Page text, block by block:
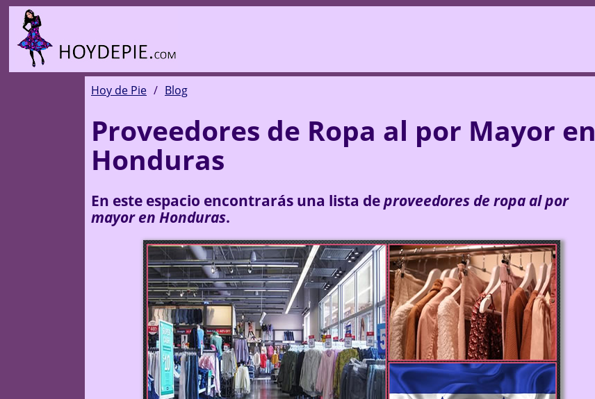
Hoy de Pie Blog
Proveedores de Ropa al por Mayor en
Honduras
En este espacio encontrarás una lista deproveedores de ropa al por
mayor en Honduras.